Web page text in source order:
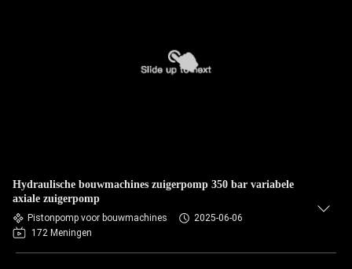
Hydraulische bouwmachines zuigerpomp 350 bar variabele
axiale zuigerpomp
Pistonpomp voor bouwmachines
2025-06-06
172 Meningen